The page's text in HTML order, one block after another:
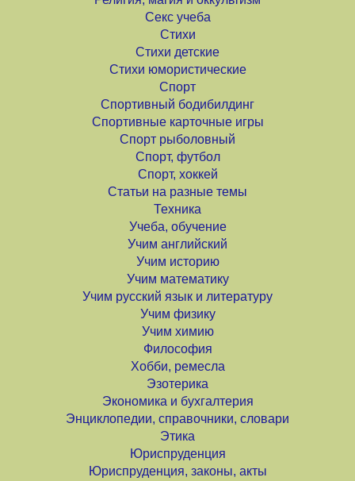
Секс учеба
Стихи
Стихи детские
Стихи юмористические
Спорт
Спортивный бодибилдинг
Спортивные карточные игры
Спорт рыболовный
Спорт, футбол
Спорт, хоккей
Статьи на разные темы
Техника
Учеба, обучение
Учим английский
Учим историю
Учим математику
Учим русский язык и литературу
Учим физику
Учим химию
Философия
Хобби, ремесла
Эзотерика
Экономика и бухгалтерия
Энциклопедии, справочники, словари
Этика
Юриспруденция
Юриспруденция, законы, акты